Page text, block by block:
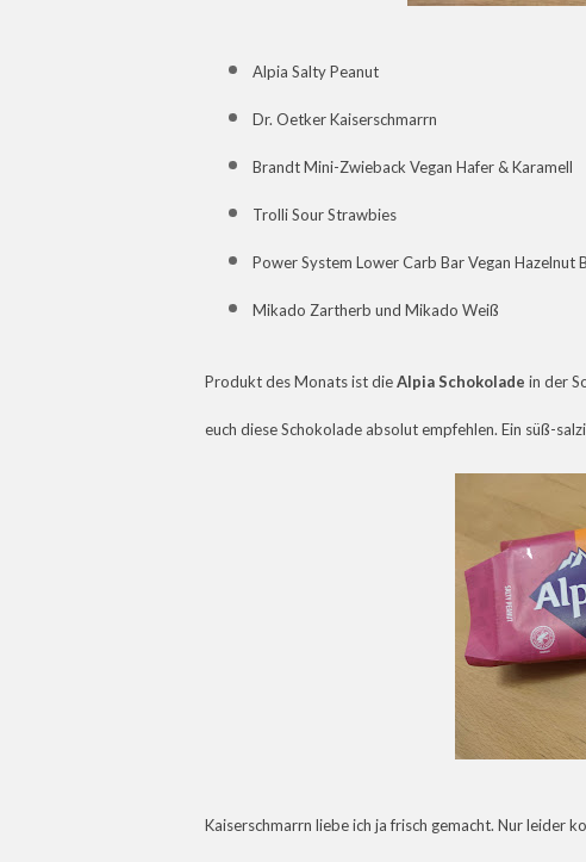
Alpia Salty Peanut
Dr. Oetker Kaiserschmarrn
Brandt Mini-Zwieback Vegan Hafer & Karamell
Trolli Sour Strawbies
Power System Lower Carb Bar Vegan Hazelnut
Mikado Zartherb und Mikado Weiß
Produkt des Monats ist dieAlpia Schokolade in der
euch diese Schokolade absolut empfehlen. Ein süß-
Kaiserschmarrn liebe ich ja frisch gemacht. Nur leider